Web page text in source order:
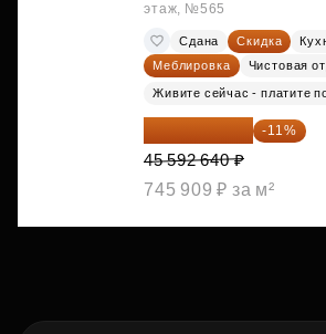
этаж, №565
Сдана Скидка
Меблировка
Чистовая
Живите сейчас - платите
40 577 450 ₽ -11%
45 592 640 ₽
745 909 ₽ за м²